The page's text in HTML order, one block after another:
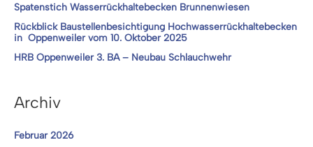
Spatenstich Wasserrückhaltebecken Brunnenwiesen
Rückblick Baustellenbesichtigung Hochwasserrückhaltebecken
in Oppenweiler vom 10. Oktober 2025
HRB Oppenweiler 3. BA – Neubau Schlauchwehr
Archiv
Februar 2026